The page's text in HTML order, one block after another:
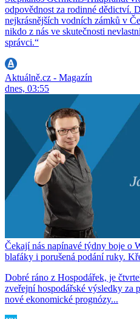
odpovědnost za rodinné dědictví.
nejkrásnějších vodních zámků v
nikdo z nás ve skutečnosti
správci.“
Aktuálně.cz - Magazín
dnes, 03:55
Čekají nás napínavé týdny boje o
blafáky i porušená podání ruky.
Dobré ráno z Hospodářek, je
zveřejní hospodářské výsledky
nové ekonomické prognózy...